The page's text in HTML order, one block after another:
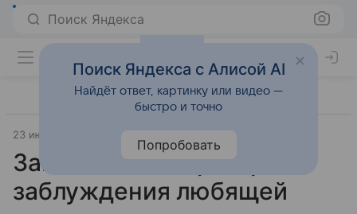
Поиск Яндекса
23 июля 2025
Загадки педиатра: три
заблуждения любящей
Поиск Яндекса с Алисой AI
Найдёт ответ, картинку или видео —
быстро и точно
Попробовать